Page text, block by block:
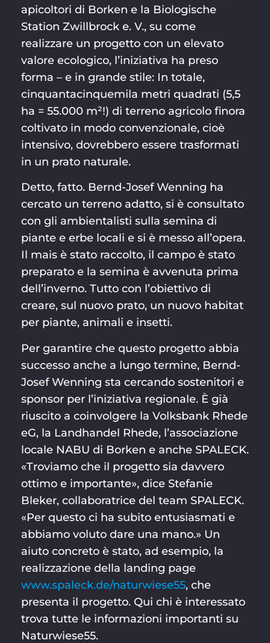
apicoltori di Borken e la Biologische
Station Zwillbrock e. V., su come
realizzare un progetto con un elevato
valore ecologico, l’iniziativa ha preso
forma – e in grande stile: In totale,
cinquantacinquemila metri quadrati (5,5
ha = 55.000 m²!) di terreno agricolo finora
coltivato in modo convenzionale, cioè
intensivo, dovrebbero essere trasformati
in un prato naturale.
Detto, fatto. Bernd-Josef Wenning ha
cercato un terreno adatto, si è consultato
con gli ambientalisti sulla semina di
piante e erbe locali e si è messo all’opera.
Il mais è stato raccolto, il campo è stato
preparato e la semina è avvenuta prima
dell’inverno. Tutto con l’obiettivo di
creare, sul nuovo prato, un nuovo habitat
per piante, animali e insetti.
Per garantire che questo progetto abbia
successo anche a lungo termine, Bernd-
Josef Wenning sta cercando sostenitori e
sponsor per l’iniziativa regionale. È già
riuscito a coinvolgere la Volksbank Rhede
eG, la Landhandel Rhede, l’associazione
locale NABU di Borken e anche SPALECK.
«Troviamo che il progetto sia davvero
ottimo e importante», dice Stefanie
Bleker, collaboratrice del team SPALECK.
«Per questo ci ha subito entusiasmati e
abbiamo voluto dare una mano.» Un
aiuto concreto è stato, ad esempio, la
realizzazione della landing page
www.spaleck.de/naturwiese55, che
presenta il progetto. Qui chi è interessato
trova tutte le informazioni importanti su
Naturwiese55.